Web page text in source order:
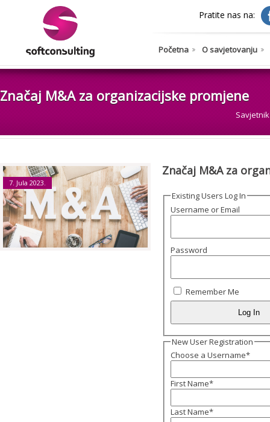
Pratite nas na:
Početna O savjetovanju
Značaj M&A za organizacijske promjene
Savjetnik
7. Jula 2023.
Značaj M&A za
Existing Users Log In
Username or Email
Password
Remember Me
New User Registration
Choose a Username*
First Name*
Last Name*